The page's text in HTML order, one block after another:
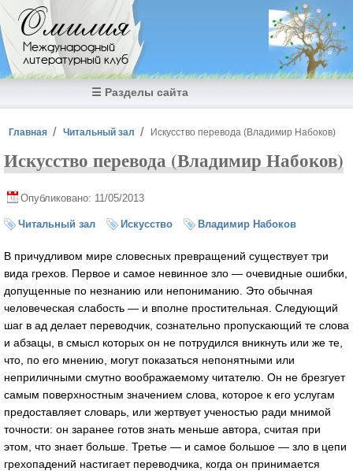
Перейти к основному содержанию
Омилия
Международный
литературный клуб
☰ Разделы сайта
Вы здесь
Главная Читальный зал Искусство перевода (Владимир Набоков)
Искусство перевода (Владимир Набоков)
Опубликовано: 11/05/2013
Читальный зал Искусство Владимир Набоков
В причудливом мире словесных превращений существует три
вида грехов. Первое и самое невинное зло — очевидные ошибки,
допущенные по незнанию или непониманию. Это обычная
человеческая слабость — и вполне простительная. Следующий
шаг в ад делает переводчик, сознательно пропускающий те слова
и абзацы, в смысл которых он не потрудился вникнуть или же те,
что, по его мнению, могут показаться непонятными или
неприличными смутно воображаемому читателю. Он не брезгует
самым поверхностным значением слова, которое к его услугам
предоставляет словарь, или жертвует ученостью ради мнимой
точности: он заранее готов знать меньше автора, считая при
этом, что знает больше. Третье — и самое большое — зло в цепи
грехопадений настигает переводчика, когда он принимается